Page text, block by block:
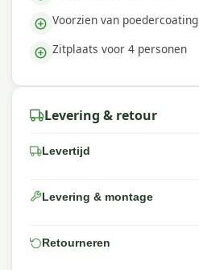
Voorzien van poedercoating
Zitplaats voor 4 personen
Levering & retour
Levertijd
Levering & montage
Retourneren